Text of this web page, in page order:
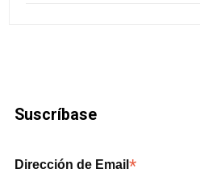
Suscríbase
Dirección de Email*